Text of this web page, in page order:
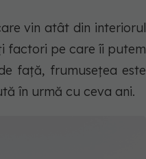
vin atât din interiorul
factori pe care îi putem
față, frumusețea este
în urmă cu ceva ani.